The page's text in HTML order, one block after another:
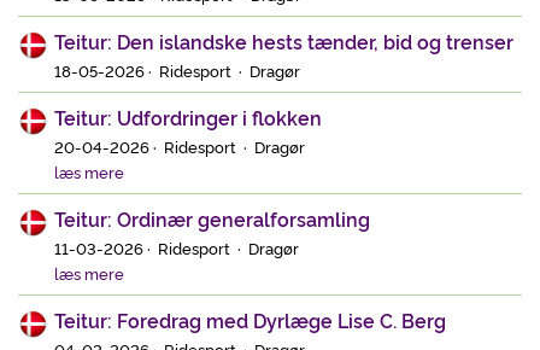
Teitur: Den islandske hests tænder, bid og trenser
18-05-2026 · Ridesport · Dragør
Teitur: Udfordringer i flokken
20-04-2026 · Ridesport · Dragør
læs mere
Teitur: Ordinær generalforsamling
11-03-2026 · Ridesport · Dragør
læs mere
Teitur: Foredrag med Dyrlæge Lise C. Berg